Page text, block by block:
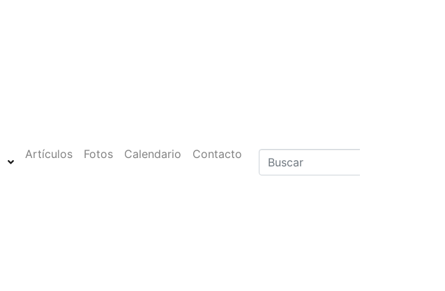
Artículos Fotos Calendario Contacto